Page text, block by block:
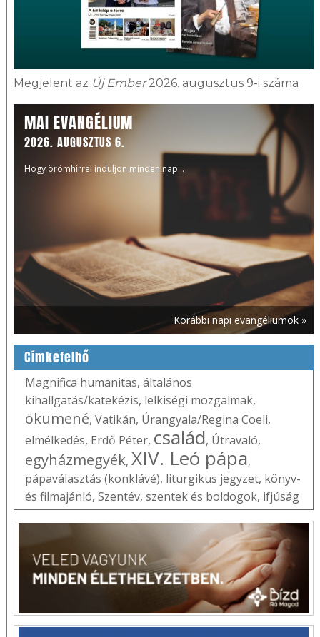
Megjelent az Új Ember2026. augusztus 9-i száma
MAI EVANGÉLIUM
2026. AUGUSZTUS 6.
Hogy örömhírrel induljon minden nap...
Korábbi napi evangéliumok »
Címkefelhő
Magnifica humanitas, általános
kihallgatás/katekézis, lelkiségi mozgalmak,
ökumené, Vatikán, Úrangyala/Regina Coeli,
elmélkedés, Erdő Péter, család, Útravaló,
egyházmegyék, XIV. Leó pápa,
pápaválasztás (konklávé), liturgikus jegyzet, könyv-
és filmajánló, Szentév, szentek és boldogok, ifjúság